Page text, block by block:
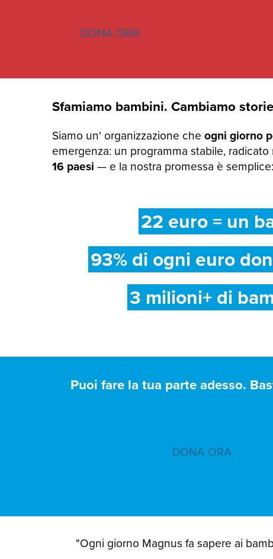
DONA ORA
Sfamiamo bambini. Cambiamo
Siamo un' organizzazione che ogni giorno
emergenza: un programma stabile,
16 paesi — e la nostra promessa è
22 euro = un
93% di ogni euro
3 milioni+ di
Puoi fare la tua parte adesso.
DONA ORA
"Ogni giorno Magnus fa sapere ai